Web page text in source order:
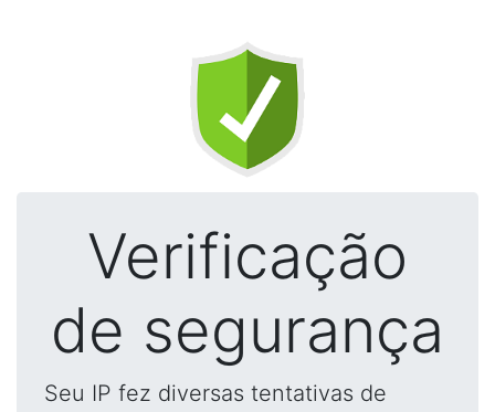
Verificação
de segurança
Seu IP fez diversas tentativas de